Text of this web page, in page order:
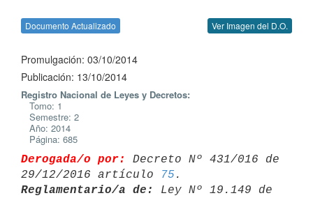
Documento Actualizado Ver Imagen del D.O.
Promulgación: 03/10/2014
Publicación: 13/10/2014
Registro Nacional de Leyes y Decretos:
Tomo: 1
Semestre: 2
Año: 2014
Página: 685
Derogada/o por:
Decreto Nº 431/016 de
29/12/2016 artículo
75
Reglamentario/a de:
Ley Nº 19.149 de